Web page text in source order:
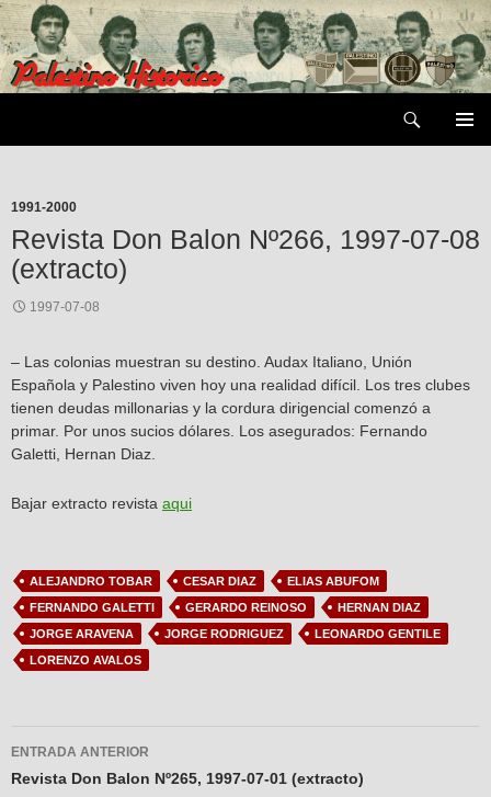
Saltar
al
contenido
1991-2000
Revista Don Balon Nº266, 1997-07-08
(extracto)
1997-07-08
– Las colonias muestran su destino. Audax Italiano, Unión
Española y Palestino viven hoy una realidad difícil. Los tres clubes
tienen deudas millonarias y la cordura dirigencial comenzó a
primar. Por unos sucios dólares. Los asegurados: Fernando
Galetti, Hernan Diaz.
Bajar extracto revista aqui
ALEJANDRO TOBAR CESAR DIAZ
ELIAS ABUFOM
FERNANDO GALETTI
GERARDO REINOSO
HERNAN DIAZ
JORGE ARAVENA
JORGE RODRIGUEZ
LEONARDO GENTILE
LORENZO AVALOS
Navegador
de
ENTRADA ANTERIOR
Revista Don Balon Nº265, 1997-07-01 (extracto)